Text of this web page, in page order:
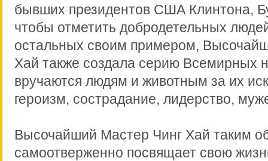
бывших президентов США Клинтона,
чтобы отметить добродетельных
остальных своим примером,
Хай также создала серию Всемирных
вручаются людям и животным за их
героизм, сострадание, лидерство,
Высочайший Мастер Чинг Хай таким
самоотверженно посвящает свою